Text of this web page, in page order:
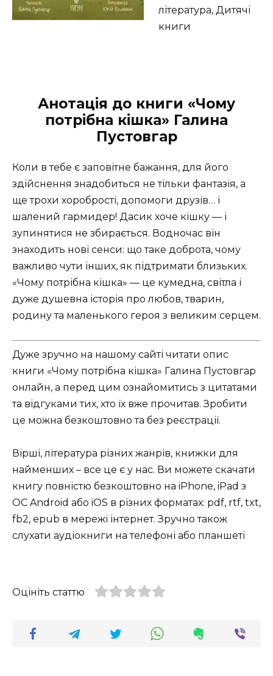
література, Дитячі
книги
Анотація до книги «Чому
потрібна кішка» Галина
Пустовгар
Коли в тебе є заповітне бажання, для його
здійснення знадобиться не тільки фантазія, а
ще трохи хоробрості, допомоги друзів… і
шалений гармидер! Дасик хоче кішку — і
зупинятися не збирається. Водночас він
знаходить нові сенси: що таке доброта, чому
важливо чути інших, як підтримати близьких.
«Чому потрібна кішка» — це кумедна, світла і
дуже душевна історія про любов, тварин,
родину та маленького героя з великим серцем.
Дуже зручно на нашому сайті читати опис
книги «Чому потрібна кішка» Галина Пустовгар
онлайн, а перед цим ознайомитись з цитатами
та відгуками тих, хто їх вже прочитав. Зробити
це можна безкоштовно та без реєстрації.
Вірші, література різних жанрів, книжки для
найменших – все це є у нас. Ви можете скачати
книгу повністю безкоштовно на iPhone, iPad з
ОС Android або iOS в різних форматах: pdf, rtf, txt,
fb2, epub в мережі інтернет. Зручно також
слухати аудіокниги на телефоні або планшеті
Оцініть статтю